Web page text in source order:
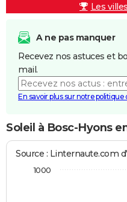
Les
A ne pas manquer
Recevez nos astuces et
mail.
En savoir plus sur notre
Soleil à Bosc-Hyons
Source : Linternaute.com
1000